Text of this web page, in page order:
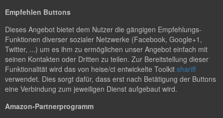
Empfehlen Buttons
Dieses Angebot bietet dem Nutzer die gängigen Empfehlungs-
Funktionen diverser sozialer Netzwerke (Facebook, Google+1,
Twitter, ...) um es ihm zu ermöglichen unser Angebot einfach mit
seinen Kontakten oder Dritten zu teilen. Zur Bereitstellung dieser
Funktionalität wird das von heise/ct entwickelte Toolkit shariff
verwendet. Dies sorgt dafür, dass erst nach Betätigung der Buttons
eine Verbindung zum jeweiligen Dienst aufgebaut wird.
Amazon-Partnerprogramm